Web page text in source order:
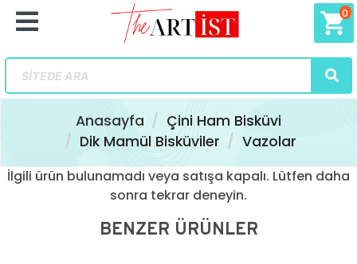
shopping_cart
0
Anasayfa
Çini Ham Bisküvi
Dik Mamül Bisküviler
Vazolar
İlgili ürün bulunamadı veya satışa kapalı. Lütfen daha
sonra tekrar deneyin.
BENZER ÜRÜNLER